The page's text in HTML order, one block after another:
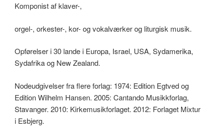
Komponist af klaver-,
orgel-, orkester-, kor- og vokalværker og liturgisk musik.
Opførelser i 30 lande i Europa, Israel, USA, Sydamerika,
Sydafrika og New Zealand.
Nodeudgivelser fra flere forlag: 1974: Edition Egtved og
Edition Wilhelm Hansen. 2005: Cantando Musikkforlag,
Stavanger. 2010: Kirkemusikforlaget. 2012: Forlaget Mixtur
i Esbjerg.